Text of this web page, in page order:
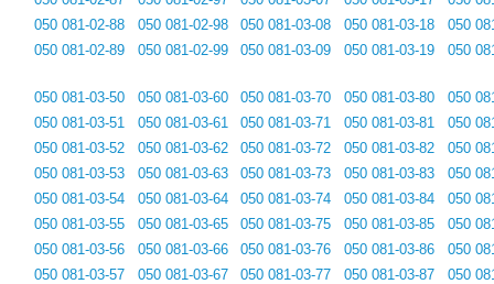
050 081-02-88
050 081-02-89
050 081-02-98
050 081-02-99
050 081-03-08
050 081-03-09
050 081-03-18
050 081-03-19
050
050
050 081-03-50
050 081-03-51
050 081-03-52
050 081-03-53
050 081-03-54
050 081-03-55
050 081-03-56
050 081-03-57
050 081-03-60
050 081-03-61
050 081-03-62
050 081-03-63
050 081-03-64
050 081-03-65
050 081-03-66
050 081-03-67
050 081-03-70
050 081-03-71
050 081-03-72
050 081-03-73
050 081-03-74
050 081-03-75
050 081-03-76
050 081-03-77
050 081-03-80
050 081-03-81
050 081-03-82
050 081-03-83
050 081-03-84
050 081-03-85
050 081-03-86
050 081-03-87
050
050
050
050
050
050
050
050